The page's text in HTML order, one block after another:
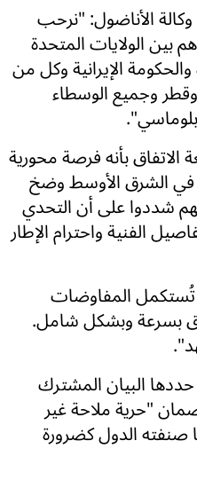
الأناضول: "نرحب
بين الولايات المتحدة
الإيرانية وكل من
وجميع الوسطاء
الاتفاق بأنه فرصة محورية
في الشرق الأوسط وضخ
شددوا على أن التحدي
الفنية واحترام الإطار
تُستكمل المفاوضات
بسرعة وبشكل شامل.
البيان المشترك
"حرية ملاحة غير
الدول كضرورة